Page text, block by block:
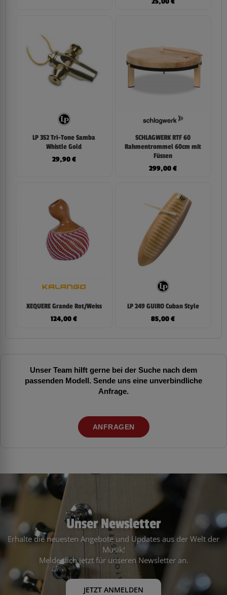
LP 352 Tri-Tone Samba
Whistle Gold
29,90€
SCHLAGWERK RTF 60
Rahmentrommel 60cm mit
Füssen
299,00€
XEQUERE Grande Rot/Weiss
124,00€
LP 249 GUIRO Cuban Style
85,00€
Unser Team hilft gerne bei der Suche nach dem
passenden Modell. Sende uns eine unverbindliche
Anfrage.
ANFRAGEN
Unser Newsletter
Erhalte die neuesten Angebote und Updates aus der Welt der
Musik!
Melde dich jetzt für unseren Newsletter an.
JETZT ANMELDEN